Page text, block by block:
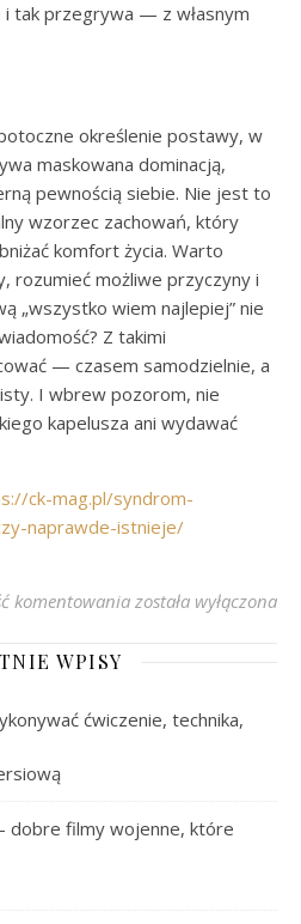
tak przegrywa — z własnym
określenie postawy, w
maskowana dominacją,
pewnością siebie. Nie jest to
wzorzec zachowań, który
komfort życia. Warto
rozumieć możliwe przyczyny i
„wszystko wiem najlepiej” nie
Z takimi
— czasem samodzielnie, a
I wbrew pozorom, nie
kapelusza ani wydawać
ck-mag.pl/syndrom-
naprawde-istnieje/
komentowania Syndrom
została wyłączona
WPISY
ćwiczenie, technika,
dobre filmy wojenne, które